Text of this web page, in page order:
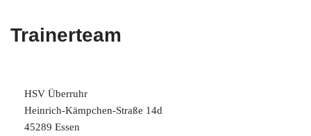
Trainerteam
HSV Überruhr
Heinrich-Kämpchen-Straße 14d
45289 Essen